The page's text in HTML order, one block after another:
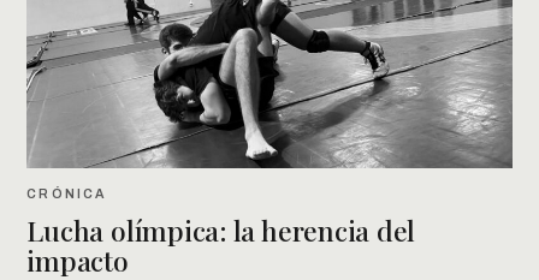
CRÓNICA
Lucha olímpica: la herencia del
impacto